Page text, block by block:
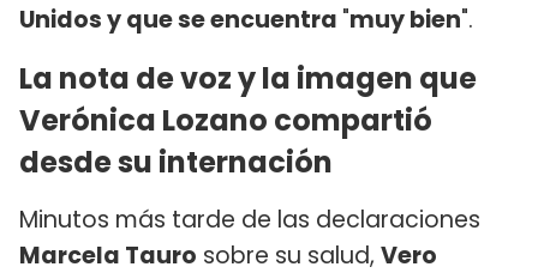
Unidos y que se encuentra "muy bien".
La nota de voz y la imagen que
Verónica Lozano compartió
desde su internación
Minutos más tarde de las declaraciones
Marcela Tauro sobre su salud, Vero